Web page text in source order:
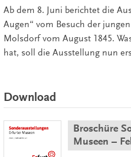
Ab dem 8. Juni berichtet die
Augen“ vom Besuch der
Molsdorf vom August 1845.
hat, soll die Ausstellung nun
Download
Broschüre
Museen –